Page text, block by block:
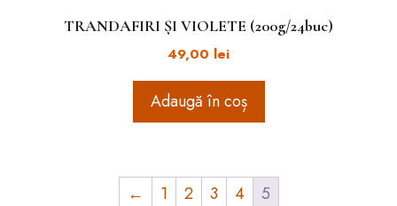
TRANDAFIRI ȘI VIOLETE (200g/24buc)
49,00 lei
Adaugă în coș
← 1 2 3 4 5